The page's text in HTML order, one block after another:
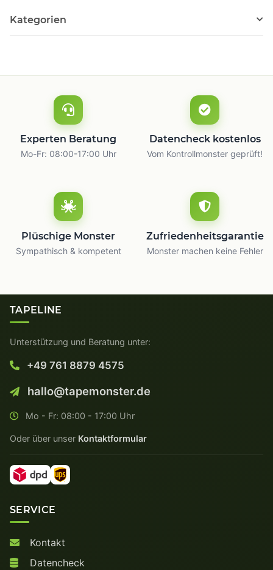
Kategorien
Experten Beratung
Mo-Fr: 08:00-17:00 Uhr
Datencheck kostenlos
Vom Kontrollmonster geprüft!
Plüschige Monster
Sympathisch & kompetent
Zufriedenheitsgarantie
Monster machen keine Fehler
TAPELINE
Unterstützung und Beratung unter:
+49 761 8879 4575
hallo@tapemonster.de
Mo - Fr: 08:00 - 17:00 Uhr
Oder über unser Kontaktformular
SERVICE
Kontakt
Datencheck